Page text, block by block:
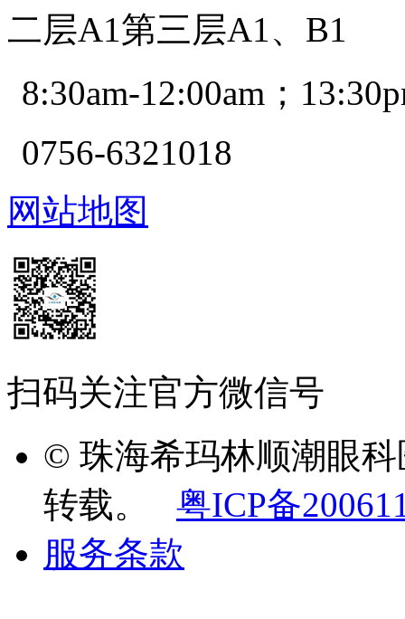
二层A1第三层A1、B1
8:30am-12:00am；
0756-6321018
网站地图
扫码关注官方微信号
© 珠海希玛林顺潮眼
转载。
粤ICP备
服务条款